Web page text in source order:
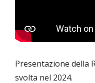
Presentazione della
svolta nel 2024.